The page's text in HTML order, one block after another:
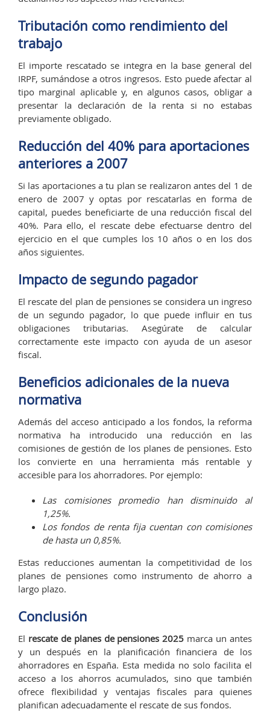
Tributación como rendimiento del
trabajo
El importe rescatado se integra en la base general del
IRPF, sumándose a otros ingresos. Esto puede afectar al
tipo marginal aplicable y, en algunos casos, obligar a
presentar la declaración de la renta si no estabas
previamente obligado.
Reducción del 40% para aportaciones
anteriores a 2007
Si las aportaciones a tu plan se realizaron antes del 1 de
enero de 2007 y optas por rescatarlas en forma de
capital, puedes beneficiarte de una reducción fiscal del
40%. Para ello, el rescate debe efectuarse dentro del
ejercicio en el que cumples los 10 años o en los dos
años siguientes.
Impacto de segundo pagador
El rescate del plan de pensiones se considera un ingreso
de un segundo pagador, lo que puede influir en tus
obligaciones tributarias. Asegúrate de calcular
correctamente este impacto con ayuda de un asesor
fiscal.
Beneficios adicionales de la nueva
normativa
Además del acceso anticipado a los fondos, la reforma
normativa ha introducido una reducción en las
comisiones de gestión de los planes de pensiones. Esto
los convierte en una herramienta más rentable y
accesible para los ahorradores. Por ejemplo:
Las comisiones promedio han disminuido al
1,25%.
Los fondos de renta fija cuentan con comisiones
de hasta un 0,85%.
Estas reducciones aumentan la competitividad de los
planes de pensiones como instrumento de ahorro a
largo plazo.
Conclusión
El rescate de planes de pensiones 2025 marca un antes
y un después en la planificación financiera de los
ahorradores en España. Esta medida no solo facilita el
acceso a los ahorros acumulados, sino que también
ofrece flexibilidad y ventajas fiscales para quienes
planifican adecuadamente el rescate de sus fondos.